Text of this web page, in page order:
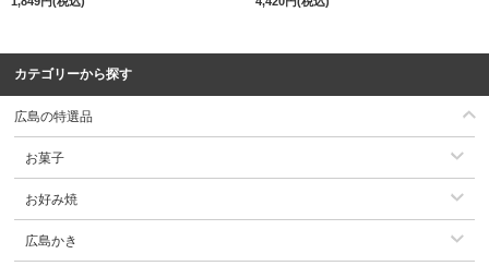
カテゴリーから探す
広島の特選品
お菓子
お好み焼
広島かき